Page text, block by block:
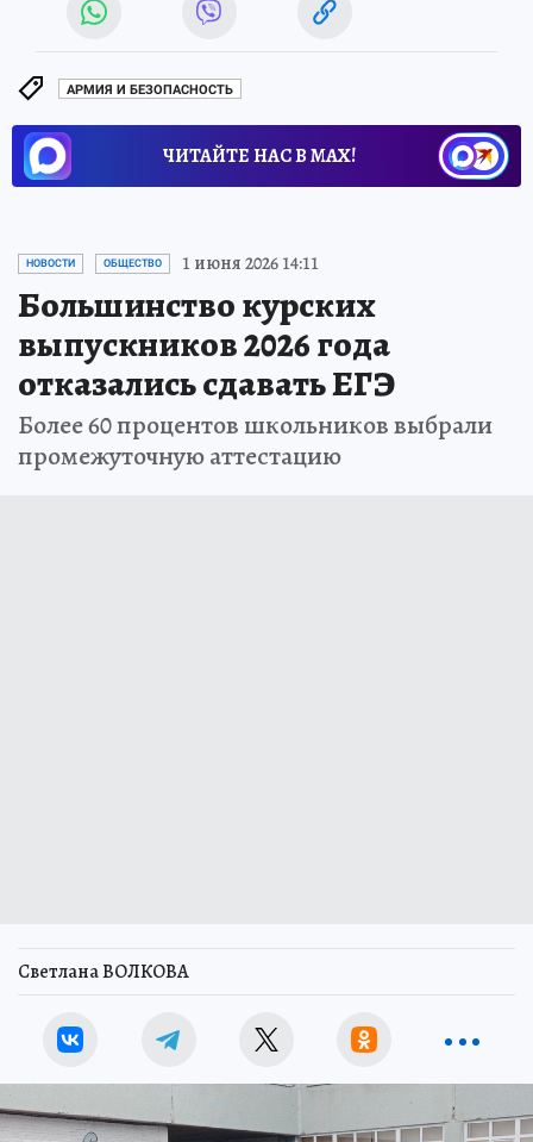
АРМИЯ И БЕЗОПАСНОСТЬ
ЧИТАЙТЕ НАС В МАХ!
НОВОСТИ ОБЩЕСТВО 1 июня 2026 14:11
Большинство курских
выпускников 2026 года
отказались сдавать ЕГЭ
Более 60 процентов школьников выбрали
промежуточную аттестацию
Светлана ВОЛКОВА